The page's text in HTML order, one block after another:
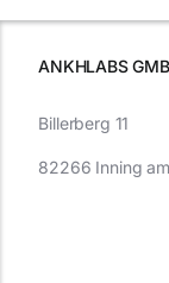
ANKHLABS
Billerberg 11
82266 Inning